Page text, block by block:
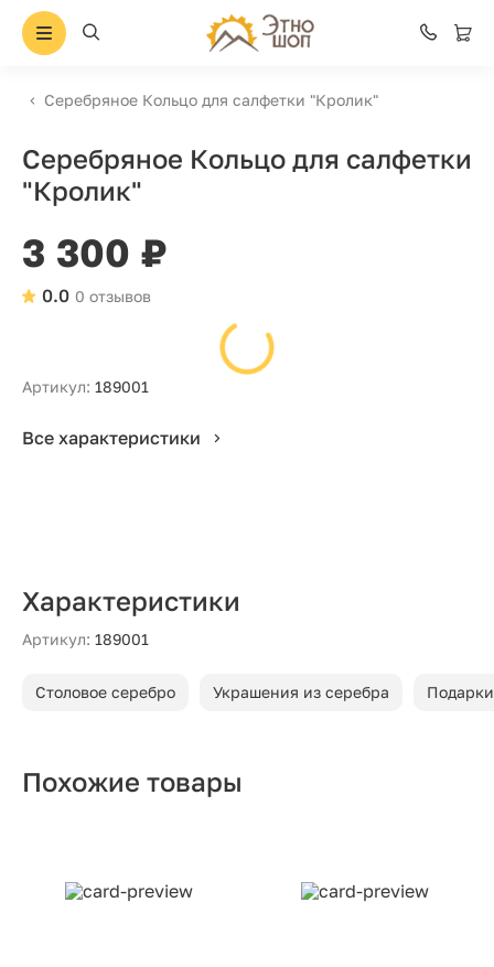
Серебряное Кольцо для салфетки "Кролик"
Серебряное Кольцо для салфетки
"Кролик"
3 300 ₽
0 отзывов
0.0
Артикул: 189001
Все характеристики
Характеристики
Артикул: 189001
Столовое серебро Украшения из серебра
Похожие товары